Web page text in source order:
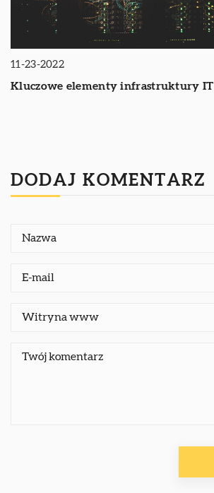
11-23-2022
Kluczowe elementy infrastruktury IT
DODAJ KOMENTARZ